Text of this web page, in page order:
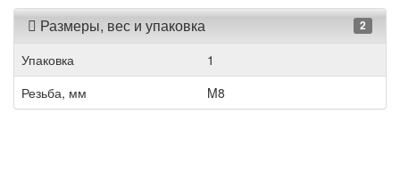
Размеры, вес и упаковка 2
Упаковка
1
Резьба, мм
M8